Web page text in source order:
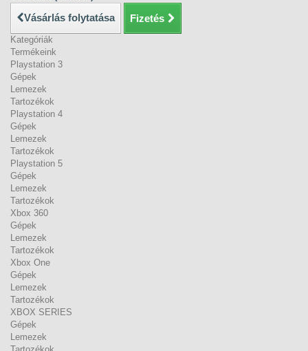
Vásárlás folytatása Fizetés
Kategóriák
Termékeink
Playstation 3
Gépek
Lemezek
Tartozékok
Playstation 4
Gépek
Lemezek
Tartozékok
Playstation 5
Gépek
Lemezek
Tartozékok
Xbox 360
Gépek
Lemezek
Tartozékok
Xbox One
Gépek
Lemezek
Tartozékok
XBOX SERIES
Gépek
Lemezek